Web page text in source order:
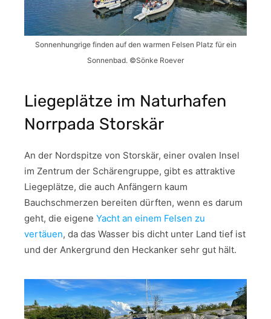
Sonnenhungrige finden auf den warmen Felsen Platz für ein
Sonnenbad. ©Sönke Roever
Liegeplätze im Naturhafen
Norrpada Storskär
An der Nordspitze von Storskär, einer ovalen Insel
im Zentrum der Schärengruppe, gibt es attraktive
Liegeplätze, die auch Anfängern kaum
Bauchschmerzen bereiten dürften, wenn es darum
geht, die eigene Yacht an einem Felsen zu
vertäuen, da das Wasser bis dicht unter Land tief ist
und der Ankergrund den Heckanker sehr gut hält.